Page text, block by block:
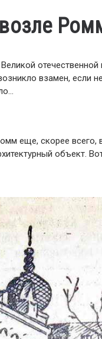
взамен, если
еще, скорее всего,
объект.